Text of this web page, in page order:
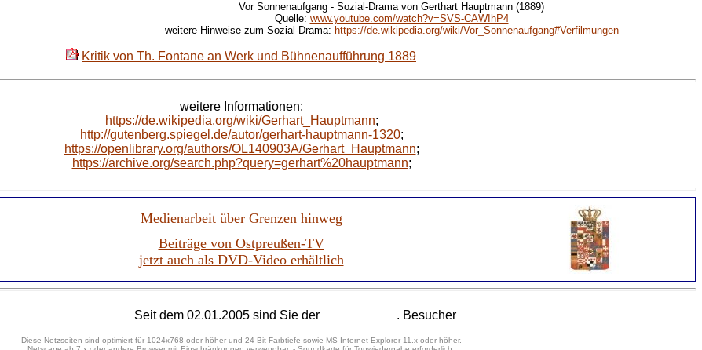
Vor Sonnenaufgang - Sozial-Drama von Gerthart Hauptmann (1889)
Quelle: www.youtube.com/watch?v=SVS-CAWIhP4
weitere Hinweise zum Sozial-Drama: https://de.wikipedia.org/wiki/Vor_Sonnenaufgang#Verfilmungen
Kritik von Th. Fontane an Werk und Bühnenaufführung 1889
weitere Informationen:
https://de.wikipedia.org/wiki/Gerhart_Hauptmann;
http://gutenberg.spiegel.de/autor/gerhart-hauptmann-1320;
https://openlibrary.org/authors/OL140903A/Gerhart_Hauptmann;
https://archive.org/search.php?query=gerhart%20hauptmann;
Medienarbeit über Grenzen hinweg
Beiträge von Ostpreußen-TV
jetzt auch als DVD-Video erhältlich
Seitdem 02.01.2005 sind Sie der . Besucher
Diese Netzseiten sind optimiert für 1024x768 oder höher und 24 Bit Farbtiefe sowie MS-Internet Explorer 11.x oder höher.